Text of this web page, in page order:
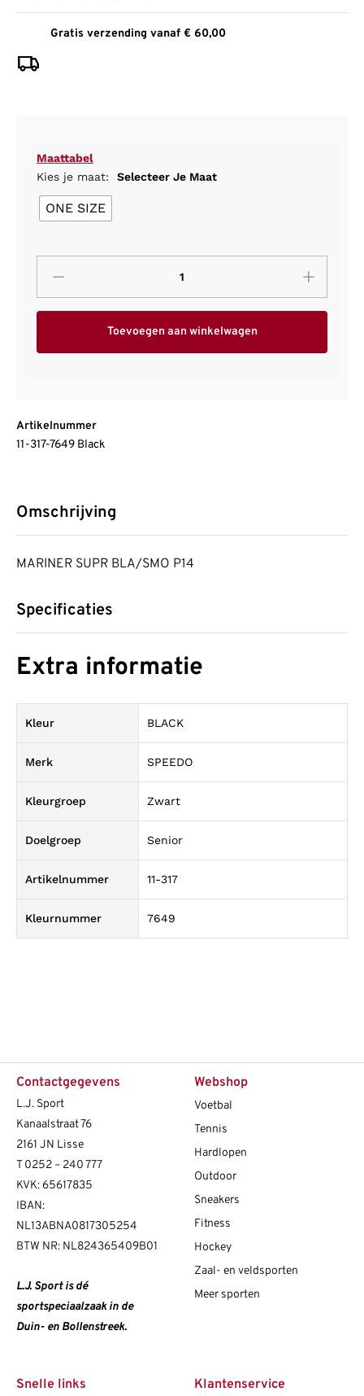
Gratis verzending vanaf € 60,00
Maattabel
Kies je maat:
Selecteer Je Maat
ONE SIZE
Toevoegen aan winkelwagen
Artikelnummer
11-317-7649 Black
Omschrijving
MARINER SUPR BLA/SMO P14
Specificaties
Extra informatie
Kleur BLACK
Merk SPEEDO
Kleurgroep Zwart
Doelgroep Senior
Artikelnummer 11-317
Kleurnummer 7649
Contactgegevens
L.J. Sport
Kanaalstraat 76
2161 JN Lisse
T 0252 – 240 777
KVK: 65617835
IBAN:
NL13ABNA0817305254
BTW NR: NL824365409B01
L.J. Sport is dé
sportspeciaalzaak in de
Duin- en Bollenstreek.
Webshop
Voetbal
Tennis
Hardlopen
Outdoor
Sneakers
Fitness
Hockey
Zaal- en veldsporten
Meer sporten
Snelle links Klantenservice